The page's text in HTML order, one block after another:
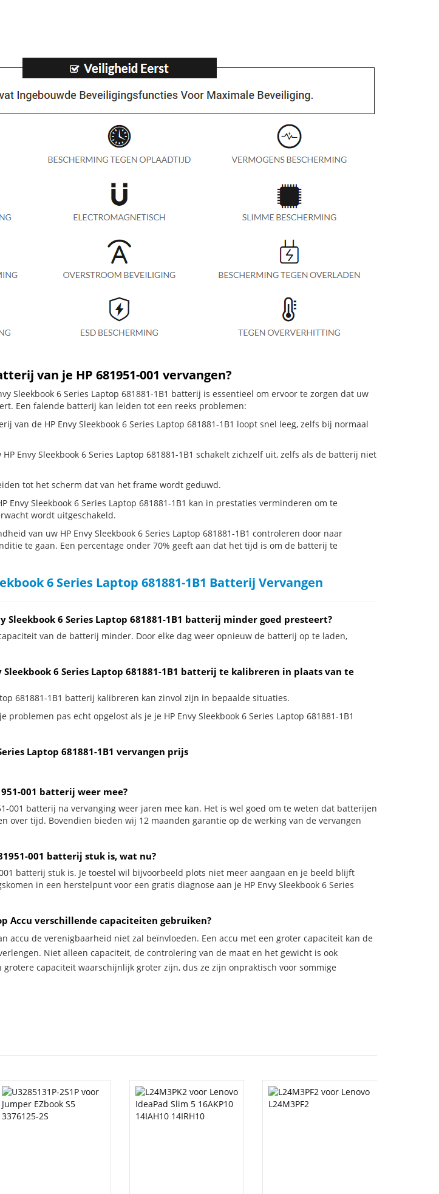
van je HP 681951-001 vervangen?
Sleekbook 6 Series Laptop 681881-1B1 batterij is essentieel om ervoor te zorgen dat uw
Een falende batterij kan leiden tot een reeks problemen:
van de HP Envy Sleekbook 6 Series Laptop 681881-1B1 loopt snel leeg, zelfs bij normaal
Envy Sleekbook 6 Series Laptop 681881-1B1 schakelt zichzelf uit, zelfs als de batterij niet
tot het scherm dat van het frame wordt geduwd.
Envy Sleekbook 6 Series Laptop 681881-1B1 kan in prestaties verminderen om te
wordt uitgeschakeld.
van uw HP Envy Sleekbook 6 Series Laptop 681881-1B1 controleren door naar
te gaan. Een percentage onder 70% geeft aan dat het tijd is om de batterij te
6 Series Laptop 681881-1B1 Batterij Vervangen
Sleekbook 6 Series Laptop 681881-1B1 batterij minder goed presteert?
van de batterij minder. Door elke dag weer opnieuw de batterij op te laden,
Sleekbook 6 Series Laptop 681881-1B1 batterij te kalibreren in plaats van te
681881-1B1 batterij kalibreren kan zinvol zijn in bepaalde situaties.
problemen pas echt opgelost als je je HP Envy Sleekbook 6 Series Laptop 681881-1B1
Laptop 681881-1B1 vervangen prijs
001 batterij weer mee?
001 batterij na vervanging weer jaren mee kan. Het is wel goed om te weten dat batterijen
over tijd. Bovendien bieden wij 12 maanden garantie op de werking van de vervangen
001 batterij stuk is, wat nu?
batterij stuk is. Je toestel wil bijvoorbeeld plots niet meer aangaan en je beeld blijft
in een herstelpunt voor een gratis diagnose aan je HP Envy Sleekbook 6 Series
Accu verschillende capaciteiten gebruiken?
accu de verenigbaarheid niet zal beïnvloeden. Een accu met een groter capaciteit kan de
Niet alleen capaciteit, de controlering van de maat en het gewicht is ook
grotere capaciteit waarschijnlijk groter zijn, dus ze zijn onpraktisch voor sommige